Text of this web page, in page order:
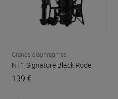
Grands diaphragmes
NT1 Signature Black Rode
139 €